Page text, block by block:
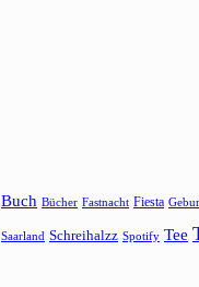
Buch Bücher Fastnacht Fiesta
Saarland Schreihalzz Spotify Tee